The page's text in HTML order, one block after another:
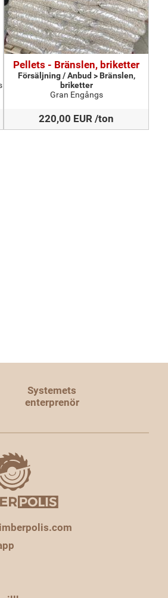
Pellets - Bränslen, briketter
Försäljning / Anbud > Bränslen,
briketter
Gran Engångs
220,00 EUR /ton
Systemets
enterprenör